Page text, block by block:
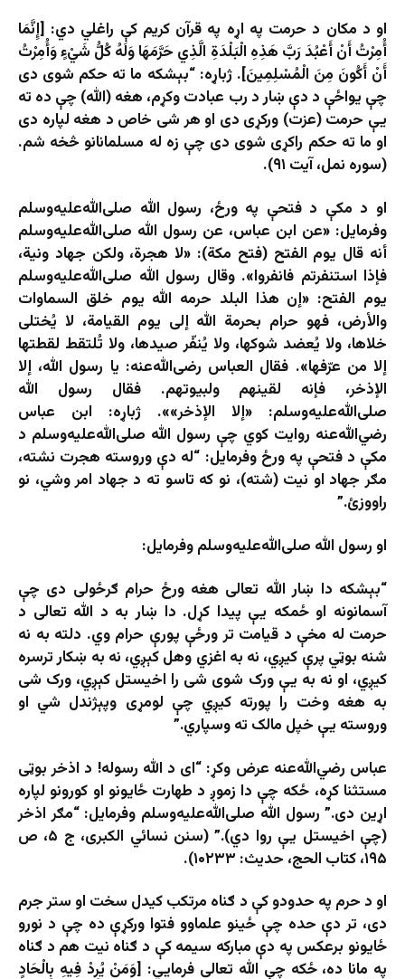
او د مکان د حرمت په اړه په قرآن کریم کې راغلي دي: [إِنَّمَا
أُمِرْتُ أَنْ أَعْبُدَ رَبَّ هَذِهِ الْبَلْدَةِ الَّذِي حَرَّمَهَا وَلَهُ كُلُّ شَيْءٍ وَأُمِرْتُ
أَنْ أَكُونَ مِنَ الْمُسْلِمِينَ]. ژباړه: “بېشكه ما ته حكم شوى دى
چې يواځې د دې ښار د رب عبادت وكړم، هغه (الله) چې ده ته
يې حرمت (عزت) وركړى دى او هر شى خاص د هغه لپاره دى
او ما ته حكم راكړى شوى دى چې زه له مسلمانانو څخه شم.
(سوره نمل، آيت ۹۱).
او د مکې د فتحې په ورځ، رسول الله صلی‌الله‌علیه‌وسلم
وفرمايل: «عن ابن عباس، عن رسول الله صلی‌الله‌علیه‌وسلم
أنه قال يوم الفتح (فتح مكة): «لا هجرة، ولكن جهاد ونية،
فإذا استنفرتم فانفروا». وقال رسول الله صلی‌الله‌علیه‌وسلم
يوم الفتح: «إن هذا البلد حرمه الله يوم خلق السماوات
والأرض، فهو حرام بحرمة الله إلى يوم القيامة، لا يُختلى
خلاها، ولا يُعضد شوكها، ولا يُنفّر صيدها، ولا تُلتقط لقطتها
إلا من عرّفها». فقال العباس رضی‌الله‌عنه: يا رسول الله، إلا
الإذخر، فإنه لقينهم ولبيوتهم. فقال رسول الله
صلی‌الله‌علیه‌وسلم: «إلا الإذخر»». ژباړه: ابن عباس
رضي‌الله‌عنه روایت کوي چې رسول الله صلی‌الله‌علیه‌وسلم د
مکې د فتحې په ورځ وفرمایل: “له دې وروسته هجرت نشته،
مګر جهاد او نیت (شته)، نو که تاسو ته د جهاد امر وشي، نو
راووزئ.”
او رسول الله صلی‌الله‌علیه‌وسلم وفرمايل:
“بېشکه دا ښار الله تعالی هغه ورځ حرام ګرځولی دی چې
آسمانونه او ځمکه یې پیدا کړل. دا ښار به د الله تعالی د
حرمت له مخې د قیامت تر ورځې پورې حرام وي. دلته به نه
شنه بوټي پرې کیږي، نه به اغزي وهل کېږي، نه به ښکار ترسره
کیږي، او نه به یې ورک شوی شی را اخیستل کېږي، ورک شی
به هغه وخت را پورته کیږي چې لومړی وپېژندل شي او
وروسته یې خپل مالک ته وسپاري.”
عباس رضي‌الله‌عنه عرض وکړ: “ای د الله رسوله! د اذخر بوټی
مستثنا کړه، ځکه چې دا زموږ د طهارت ځایونو او کورونو لپاره
اړین دی.” رسول الله صلی‌الله‌علیه‌وسلم وفرمایل: “مګر اذخر
(چې اخیستل یې روا دي).” (سنن نسائي الکبری، ج ۵، ص
۱۹۵، کتاب الحج، حدیث: ۱۰۲۳۳).
او د حرم په حدودو کې د ګناه مرتکب کیدل سخت او ستر جرم
دی، تر دې حده چې ځينو علماوو فتوا ورکړې ده چې د نورو
ځایونو برعکس په دې مبارکه سيمه کې د ګناه نيت هم د ګناه
په مانا ده، ځکه چې الله تعالی فرمايي: [وَمَنْ يُرِدْ فِيهِ بِالْحَادٍ